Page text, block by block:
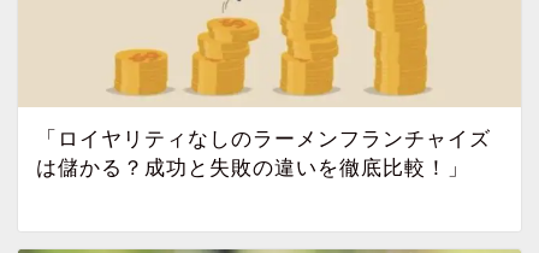
「ロイヤリティなしのラーメンフランチャイズ
は儲かる？成功と失敗の違いを徹底比較！」